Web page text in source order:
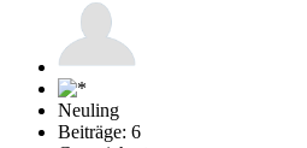
Neuling
Beiträge: 6